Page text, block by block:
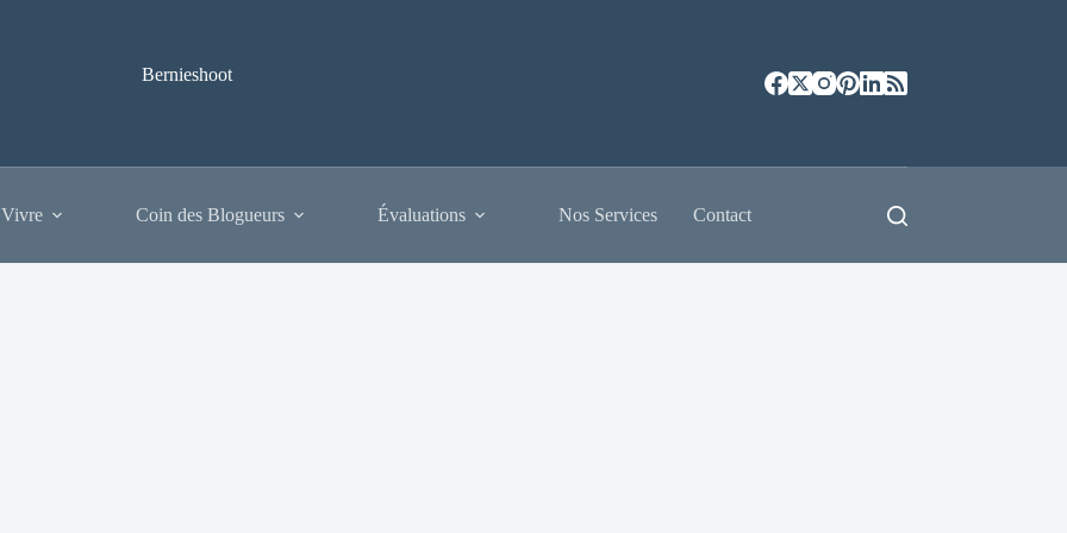
Bernieshoot
Coin des Blogueurs Évaluations Nos Services Contact